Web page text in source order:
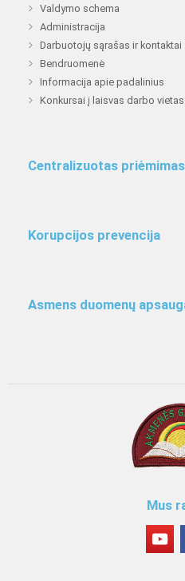
Valdymo schema
Administracija
Darbuotojų sąrašas ir kontaktai
Bendruomenė
Informacija apie padalinius
Konkursai į laisvas darbo vietas
Centralizuotas
Korupcijos prevencija
Asmens duomenų
Mus